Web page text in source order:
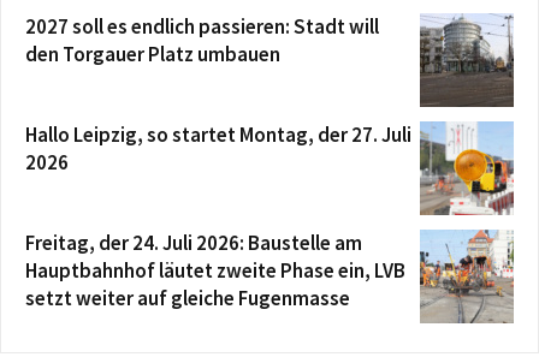
2027 soll es endlich passieren: Stadt will
den Torgauer Platz umbauen
Hallo Leipzig, so startet Montag, der 27. Juli
2026
Freitag, der 24. Juli 2026: Baustelle am
Hauptbahnhof läutet zweite Phase ein, LVB
setzt weiter auf gleiche Fugenmasse